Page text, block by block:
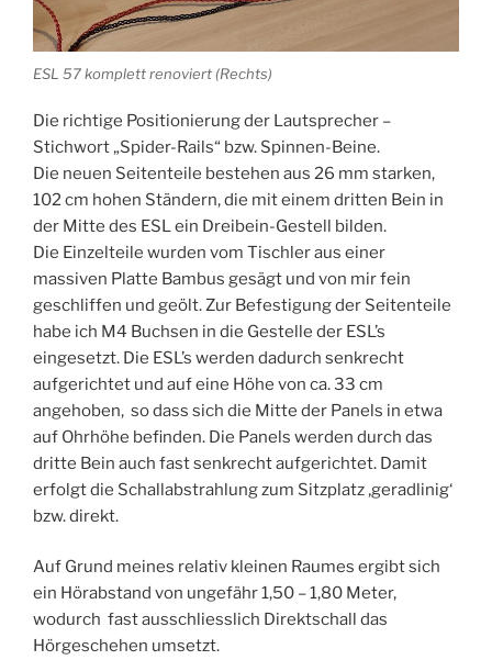
ESL 57 komplett renoviert (Rechts)
Die richtige Positionierung der Lautsprecher –
Stichwort „Spider-Rails“ bzw. Spinnen-Beine.
Die neuen Seitenteile bestehen aus 26 mm starken,
102 cm hohen Ständern, die mit einem dritten Bein in
der Mitte des ESL ein Dreibein-Gestell bilden.
Die Einzelteile wurden vom Tischler aus einer
massiven Platte Bambus gesägt und von mir fein
geschliffen und geölt. Zur Befestigung der Seitenteile
habe ich M4 Buchsen in die Gestelle der ESL’s
eingesetzt. Die ESL’s werden dadurch senkrecht
aufgerichtet und auf eine Höhe von ca. 33 cm
angehoben, so dass sich die Mitte der Panels in etwa
auf Ohrhöhe befinden. Die Panels werden durch das
dritte Bein auch fast senkrecht aufgerichtet. Damit
erfolgt die Schallabstrahlung zum Sitzplatz ‚geradlinig‘
bzw. direkt.
Auf Grund meines relativ kleinen Raumes ergibt sich
ein Hörabstand von ungefähr 1,50 – 1,80 Meter,
wodurch fast ausschliesslich Direktschall das
Hörgeschehen umsetzt.